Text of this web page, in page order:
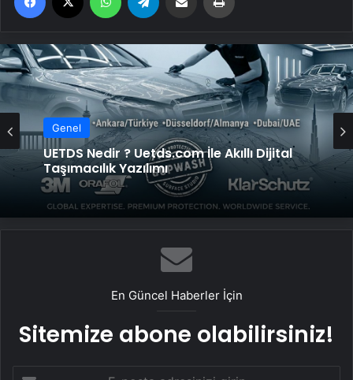
Genel
UETDS Nedir ? Uetds.com İle Akıllı Dijital
Taşımacılık Yazılımı
En Güncel Haberler İçin
Sitemize abone olabilirsiniz!